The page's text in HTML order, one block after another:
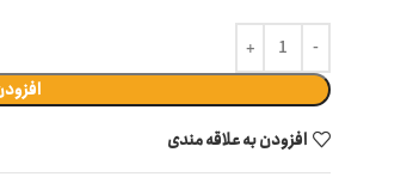
افزودن به علاقه مندی